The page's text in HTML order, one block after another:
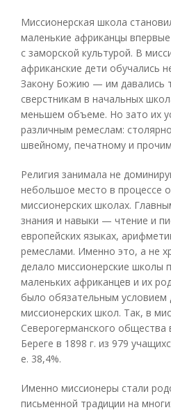
Миссионерская школа
маленькие африканцы
с заморской культурой. В
африканские дети обучались
Закону Божию — им давались
сверстникам в начальных
меньшем объеме. Но зато их
различным ремеслам:
швейному, печатному и
Религия занимала не
небольшое место в процессе
миссионерских школах.
знания и навыки — чтение и
европейских языках,
ремеслами. Именно это, а не
делало миссионерские школы
маленьких африканцев и их
было обязательным условием
миссионерских школ. Так, в
Северогерманского
Береге в 1898 г. из 979
е. 38,4%.
Именно миссионеры стали
письменной традиции на